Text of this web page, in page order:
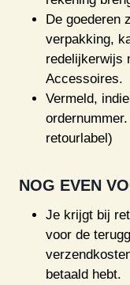
De goederen
verpakking,
redelijkerwijs
Accessoires.
Vermeld,
retourlabel)
NOG EVEN
Je krijgt bij
voor de
betaald hebt.